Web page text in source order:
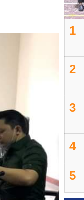
1
2
3
4
5